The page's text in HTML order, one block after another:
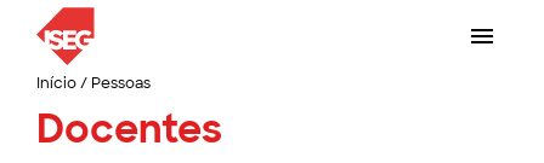
Início/ Pessoas
Docentes